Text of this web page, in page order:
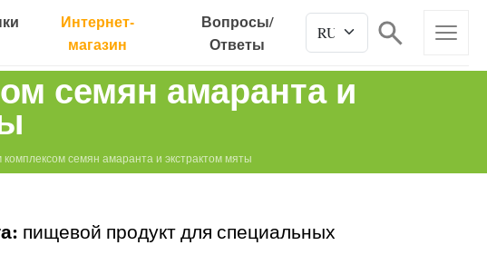
Интернет-
магазин
Вопросы/
Ответы
семян амаранта и
семян амаранта и экстрактом мяты
пищевой продукт для специальных